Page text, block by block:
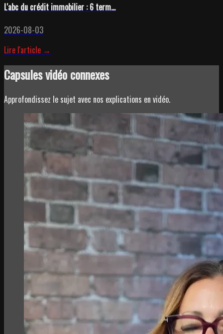
L'abc du crédit immobilier : 6 term...
2026-08-03
Lire l'article →
Capsules vidéo connexes
Approfondissez le sujet avec nos explications en vidéo.